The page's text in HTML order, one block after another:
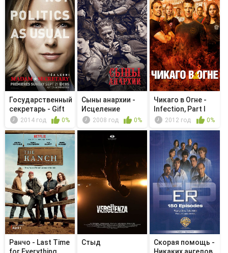
Государственный
секретарь - Gift
Horse2014 год 0%
Сыны анархии -
Исцеление
2008 год 0%
Чикаго в Огне -
Infection, Part I
2012 год 0%
Ранчо - Last Time
Стыд
Скорая помощь -